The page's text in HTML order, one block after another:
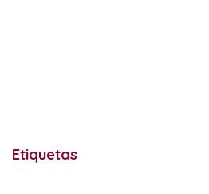
Etiquetas